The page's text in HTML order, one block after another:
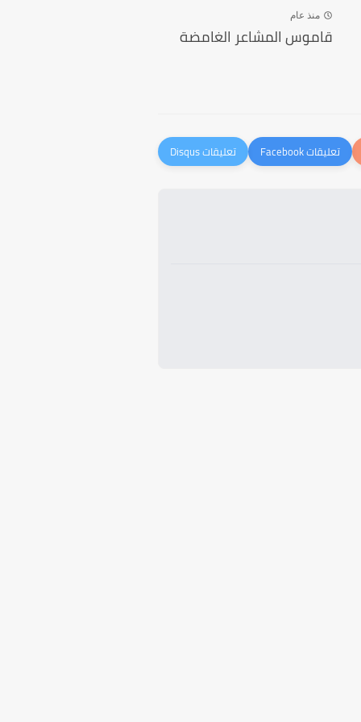
منذ عام
قاموس المشاعر الغامضة